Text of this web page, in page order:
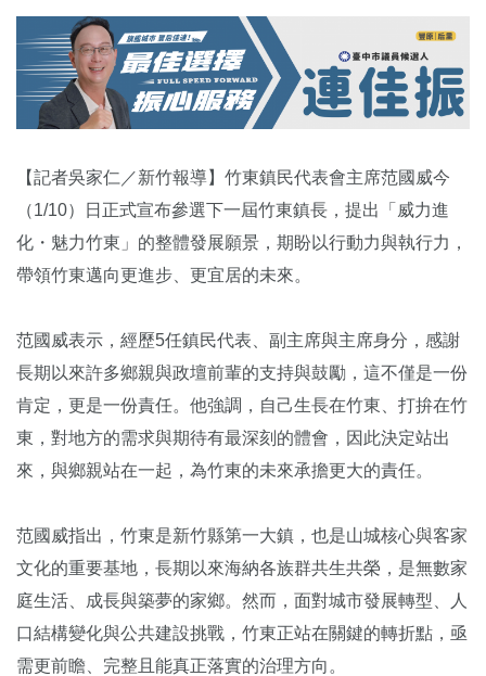
【記者吳家仁／新竹報導】竹東鎮民代表會主席范國威今
（1/10）日正式宣布參選下一屆竹東鎮長，提出「威力進
化・魅力竹東」的整體發展願景，期盼以行動力與執行力，
帶領竹東邁向更進步、更宜居的未來。
范國威表示，經歷5任鎮民代表、副主席與主席身分，感謝
長期以來許多鄉親與政壇前輩的支持與鼓勵，這不僅是一份
肯定，更是一份責任。他強調，自己生長在竹東、打拚在竹
東，對地方的需求與期待有最深刻的體會，因此決定站出
來，與鄉親站在一起，為竹東的未來承擔更大的責任。
范國威指出，竹東是新竹縣第一大鎮，也是山城核心與客家
文化的重要基地，長期以來海納各族群共生共榮，是無數家
庭生活、成長與築夢的家鄉。然而，面對城市發展轉型、人
口結構變化與公共建設挑戰，竹東正站在關鍵的轉折點，亟
需更前瞻、完整且能真正落實的治理方向。